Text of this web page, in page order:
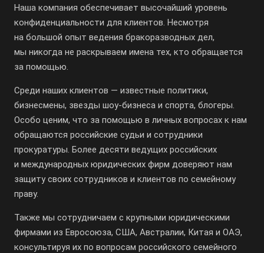
Наша компания обеспечивает высочайший уровень
конфиденциальности для клиентов. Несмотря
на большой опыт ведения бракоразводных дел,
мы никогда не раскрываем имена тех, кто обращается
за помощью.
Среди наших клиентов — известные политики,
бизнесмены, звезды шоу-бизнеса и спорта, блогеры.
Особо ценим, что за помощью в личных вопросах к нам
обращаются российские судьи и сотрудники
прокуратуры. Более десяти ведущих российских
и международных юридических фирм доверяют нам
защиту своих сотрудников и клиентов по семейному
праву.
Также мы сотрудничаем с крупными юридическими
фирмами из Евросоюза, США, Австралии, Китая и ОАЭ,
консультируя их по вопросам российского семейного